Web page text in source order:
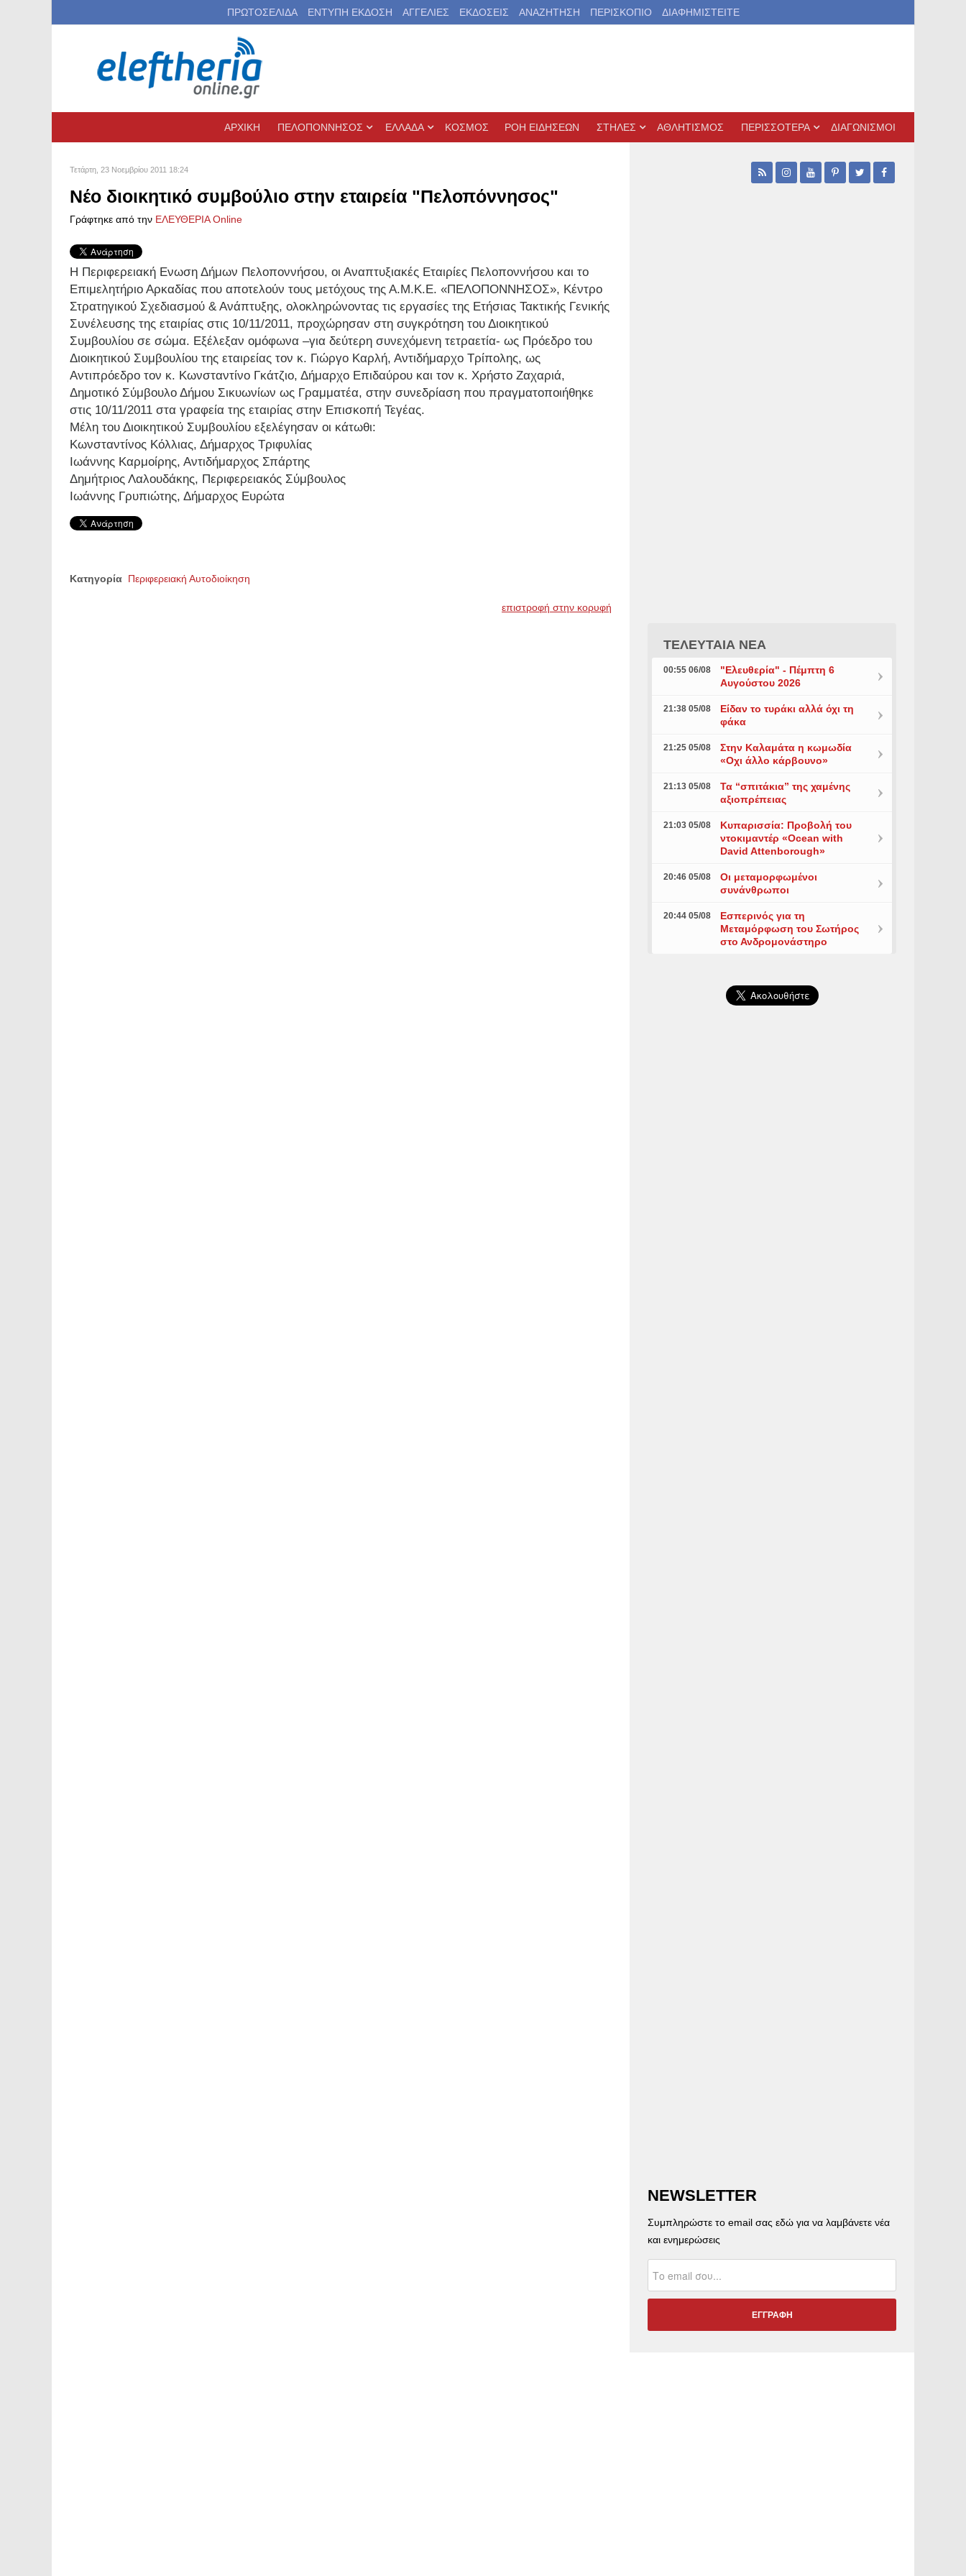
ΠΡΩΤΟΣΕΛΙΔΑ ΕΝΤΥΠΗ ΕΚΔΟΣΗ ΑΓΓΕΛΙΕΣ ΕΚΔΟΣΕΙΣ ΑΝΑΖΗΤΗΣΗ ΠΕΡΙΣΚΟΠΙΟ ΔΙΑΦΗΜΙΣΤΕΙΤΕ
ΑΡΧΙΚΗ ΠΕΛΟΠΟΝΝΗΣΟΣ ΕΛΛΑΔΑ ΚΟΣΜΟΣ ΡΟΗ ΕΙΔΗΣΕΩΝ ΣΤΗΛΕΣ ΑΘΛΗΤΙΣΜΟΣ ΠΕΡΙΣΣΟΤΕΡΑ ΔΙΑΓΩΝΙΣΜΟΙ
Τετάρτη, 23 Νοεμβρίου 2011 18:24
Νέο διοικητικό συμβούλιο στην εταιρεία "Πελοπόννησος"
Γράφτηκε από την ΕΛΕΥΘΕΡΙΑ Online
Η Περιφερειακή Ενωση Δήμων Πελοποννήσου, οι Αναπτυξιακές Εταιρίες Πελοποννήσου και το
Επιμελητήριο Αρκαδίας που αποτελούν τους μετόχους της Α.Μ.Κ.Ε. «ΠΕΛΟΠΟΝΝΗΣΟΣ», Κέντρο
Στρατηγικού Σχεδιασμού & Ανάπτυξης, ολοκληρώνοντας τις εργασίες της Ετήσιας Τακτικής Γενικής
Συνέλευσης της εταιρίας στις 10/11/2011, προχώρησαν στη συγκρότηση του Διοικητικού
Συμβουλίου σε σώμα. Εξέλεξαν ομόφωνα –για δεύτερη συνεχόμενη τετραετία- ως Πρόεδρο του
Διοικητικού Συμβουλίου της εταιρείας τον κ. Γιώργο Καρλή, Αντιδήμαρχο Τρίπολης, ως
Αντιπρόεδρο τον κ. Κωνσταντίνο Γκάτζιο, Δήμαρχο Επιδαύρου και τον κ. Χρήστο Ζαχαριά,
Δημοτικό Σύμβουλο Δήμου Σικυωνίων ως Γραμματέα, στην συνεδρίαση που πραγματοποιήθηκε
στις 10/11/2011 στα γραφεία της εταιρίας στην Επισκοπή Τεγέας.
Μέλη του Διοικητικού Συμβουλίου εξελέγησαν οι κάτωθι:
Κωνσταντίνος Κόλλιας, Δήμαρχος Τριφυλίας
Ιωάννης Καρμοίρης, Αντιδήμαρχος Σπάρτης
Δημήτριος Λαλουδάκης, Περιφερειακός Σύμβουλος
Ιωάννης Γρυπιώτης, Δήμαρχος Ευρώτα
Κατηγορία Περιφερειακή Αυτοδιοίκηση
επιστροφή στην κορυφή
ΤΕΛΕΥΤΑΙΑ ΝΕΑ
00:55 06/08
"Ελευθερία" - Πέμπτη 6
Αυγούστου 2026
21:38 05/08
Είδαν το τυράκι αλλά όχι τη
φάκα
21:25 05/08
Στην Καλαμάτα η κωμωδία
«Οχι άλλο κάρβουνο»
21:13 05/08
Τα “σπιτάκια” της χαμένης
αξιοπρέπειας
21:03 05/08
Κυπαρισσία: Προβολή του
ντοκιμαντέρ «Ocean with
David Attenborough»
20:46 05/08
Οι μεταμορφωμένοι
συνάνθρωποι
20:44 05/08
Εσπερινός για τη
Μεταμόρφωση του Σωτήρος
στο Ανδρομονάστηρο
NEWSLETTER
Συμπληρώστε το email σας εδώ για να λαμβάνετε νέα
και ενημερώσεις